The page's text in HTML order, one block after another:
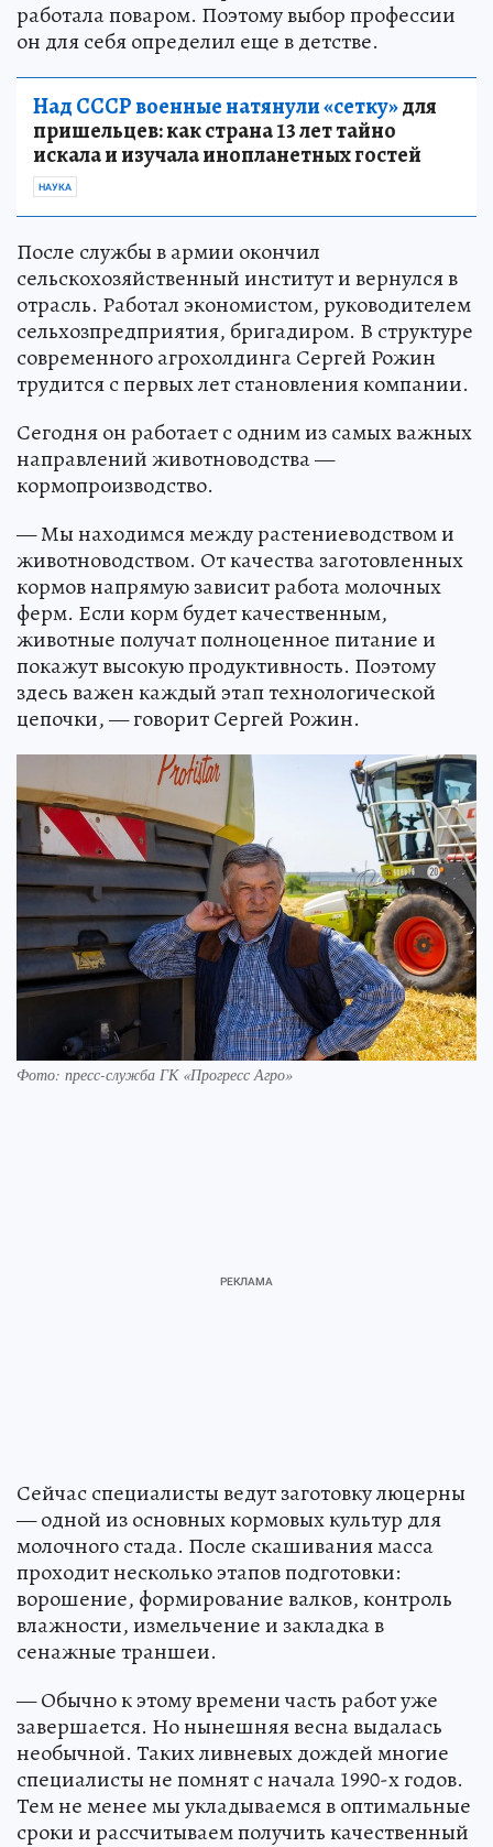
работала поваром. Поэтому выбор профессии
он для себя определил еще в детстве.
Над СССР военные натянули «сетку»для
пришельцев: как страна 13 лет тайно
искала и изучала инопланетных гостей
НАУКА
После службы в армии окончил
сельскохозяйственный институт и вернулся в
отрасль. Работал экономистом, руководителем
сельхозпредприятия, бригадиром. В структуре
современного агрохолдинга Сергей Рожин
трудится с первых лет становления компании.
Сегодня он работает с одним из самых важных
направлений животноводства —
кормопроизводство.
— Мы находимся между растениеводством и
животноводством. От качества заготовленных
кормов напрямую зависит работа молочных
ферм. Если корм будет качественным,
животные получат полноценное питание и
покажут высокую продуктивность. Поэтому
здесь важен каждый этап технологической
цепочки, — говорит Сергей Рожин.
Фото: пресс-служба ГК «Прогресс Агро»
Сейчас специалисты ведут заготовку люцерны
— одной из основных кормовых культур для
молочного стада. После скашивания масса
проходит несколько этапов подготовки:
ворошение, формирование валков, контроль
влажности, измельчение и закладка в
сенажные траншеи.
— Обычно к этому времени часть работ уже
завершается. Но нынешняя весна выдалась
необычной. Таких ливневых дождей многие
специалисты не помнят с начала 1990-х годов.
Тем не менее мы укладываемся в оптимальные
сроки и рассчитываем получить качественный